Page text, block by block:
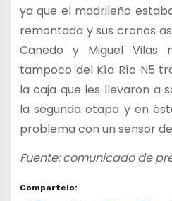
ya que el madrileño
remontada y sus cronos
Canedo y Miguel Vilas
tampoco del Kía Río N5
la caja que les llevaron a
la segunda etapa y en
problema con un sensor
Fuente: comunicado de
Compartelo: